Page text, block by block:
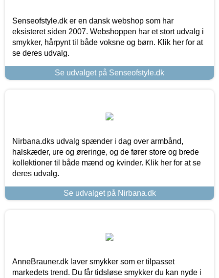
Senseofstyle.dk er en dansk webshop som har
eksisteret siden 2007. Webshoppen har et stort udvalg i
smykker, hårpynt til både voksne og børn. Klik her for at
se deres udvalg.
Se udvalget på Senseofstyle.dk
Nirbana.dks udvalg spænder i dag over armbånd,
halskæder, ure og øreringe, og de fører store og brede
kollektioner til både mænd og kvinder. Klik her for at se
deres udvalg.
Se udvalget på Nirbana.dk
AnneBrauner.dk laver smykker som er tilpasset
markedets trend. Du får tidsløse smykker du kan nyde i